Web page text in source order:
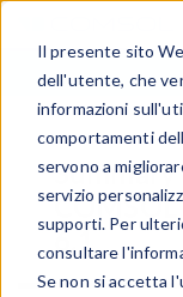
Il presente sito
dell'utente, che
informazioni
comportamenti
servono a
servizio
supporti. Per
consultare
Se non si accetta
6.1